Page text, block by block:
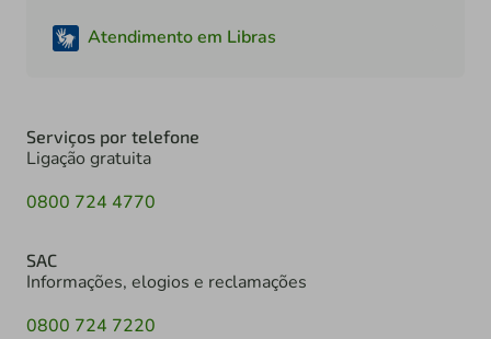
Atendimento em Libras
Serviços por telefone
Ligação gratuita
0800 724 4770
SAC
Informações, elogios e reclamações
0800 724 7220